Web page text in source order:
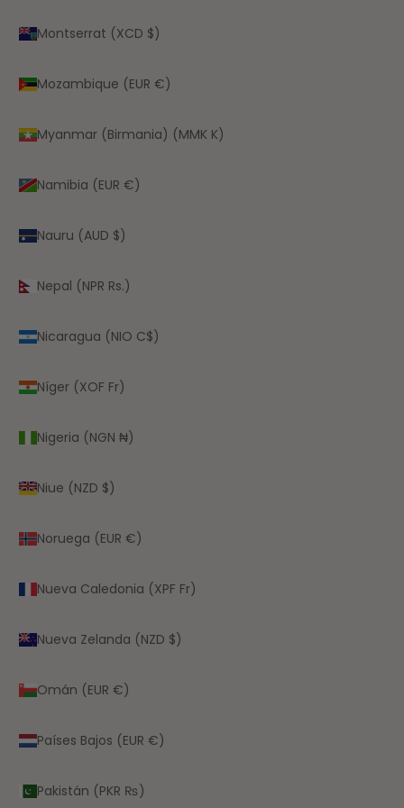
Montserrat (XCD $)
Mozambique (EUR €)
Myanmar (Birmania) (MMK K)
Namibia (EUR €)
Nauru (AUD $)
Nepal (NPR Rs.)
Nicaragua (NIO C$)
Níger (XOF Fr)
Nigeria (NGN ₦)
Niue (NZD $)
Noruega (EUR €)
Nueva Caledonia (XPF Fr)
Nueva Zelanda (NZD $)
Omán (EUR €)
Países Bajos (EUR €)
Pakistán (PKR ₨)